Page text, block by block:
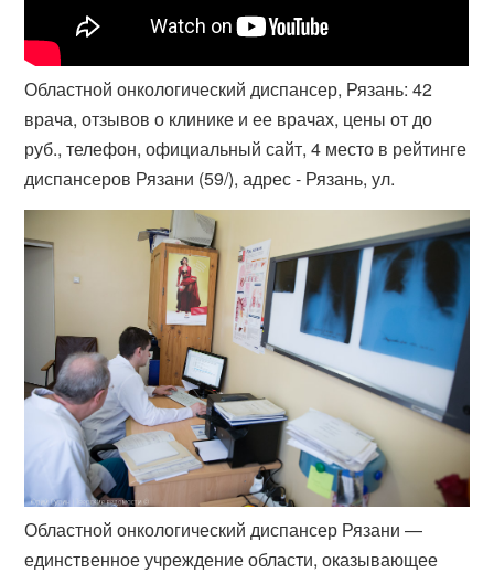
Областной онкологический диспансер, Рязань: 42
врача, отзывов о клинике и ее врачах, цены от до
руб., телефон, официальный сайт, 4 место в рейтинге
диспансеров Рязани (59/), адрес - Рязань, ул.
Областной онкологический диспансер Рязани —
единственное учреждение области, оказывающее